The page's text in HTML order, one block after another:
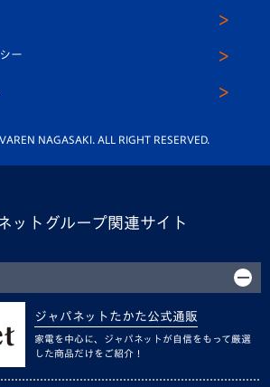
スタグラム
ー
NAGASAKI. ALL RIGHT RESERVED.
ットグループ関連サイト
ジャパネットたかた公式通販
家電を中心に、ジャパネットが自信をもって厳選
した商品だけをご紹介！